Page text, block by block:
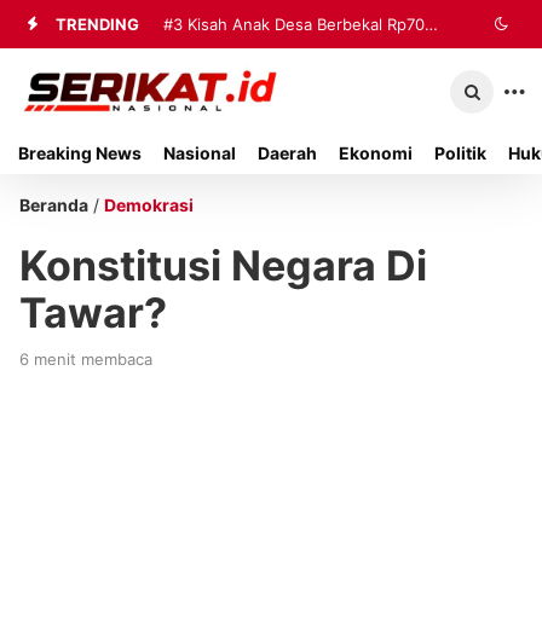
TRENDING #3 Kisah Anak Desa Berbekal Rp70
Ribu Jadi Referensi Akademik
Breaking News Nasional Daerah Ekonomi Politik
Beranda / Demokrasi
Konstitusi Negara Di
Tawar?
6 menit membaca